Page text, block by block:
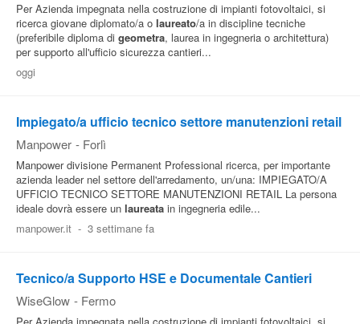
Per Azienda impegnata nella costruzione di impianti fotovoltaici, si
ricerca giovane diplomato/a o laureato/a in discipline tecniche
(preferibile diploma di geometra, laurea in ingegneria o architettura)
per supporto all'ufficio sicurezza cantieri...
oggi
Impiegato/a ufficio tecnico settore manutenzioni retail
Manpower - Forlì
Manpower divisione Permanent Professional ricerca, per importante
azienda leader nel settore dell'arredamento, un/una: IMPIEGATO/A
UFFICIO TECNICO SETTORE MANUTENZIONI RETAIL La persona
ideale dovrà essere un laureata in ingegneria edile...
manpower.it - 3 settimane fa
Tecnico/a Supporto HSE e Documentale Cantieri
WiseGlow - Fermo